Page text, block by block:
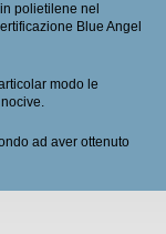
polietilene nel
Blue Angel
modo le
ad aver ottenuto